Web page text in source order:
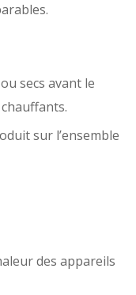
secs avant le
sur l’ensemble
des appareils